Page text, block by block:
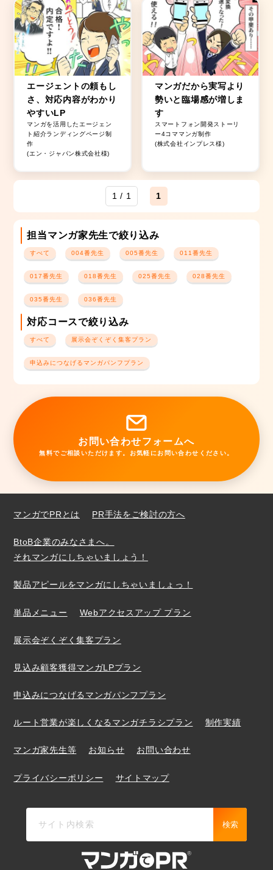
エージェントの頼もし
さ、対応内容がわかり
やすいLP
マンガを活用したエージェン
ト紹介ランディングページ制
作
(エン・ジャパン株式会社様)
マンガだから実写より
勢いと臨場感が増しま
す
スマートフォン開発ストーリ
ー4コママンガ制作
(株式会社インプレス様)
1 / 1 1
担当マンガ家先生で絞り込み
すべて 004番先生 005番先生 011番先生
017番先生 018番先生 025番先生 028番先生
035番先生 036番先生
対応コースで絞り込み
すべて 展示会ぞくぞく集客プラン
申込みにつなげるマンガパンフプラン
お問い合わせフォームへ
無料でご相談いただけます。お気軽にお問い合わせください。
マンガでPRとは PR手法をご検討の方へ
BtoB企業のみなさまへ。
それマンガにしちゃいましょう！
製品アピールをマンガにしちゃいましょっ！
単品メニュー Webアクセスアップ プラン
展示会ぞくぞく集客プラン
見込み顧客獲得マンガLPプラン
申込みにつなげるマンガパンフプラン
ルート営業が楽しくなるマンガチラシプラン 制作実績
マンガ家先生等 お知らせ お問い合わせ
プライバシーポリシー サイトマップ
検索